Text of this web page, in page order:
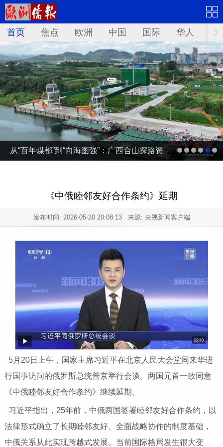
首页 焦点 欧洲 中国 国际 华人 文
从“百年煤都”到“向海图强”：广西合山探路资
《中俄睦邻友好合作条约》延期
发布时间: 2026-05-20 20:08:13来源: 央视新闻客户端
5月20日上午，国家主席习近平在北京人民大会堂同来华进
行国事访问的俄罗斯总统普京举行会谈。两国元首一致同意
《中俄睦邻友好合作条约》继续延期。
习近平指出，25年前，中俄两国签署睦邻友好合作条约，以
法律形式确立了长期睦邻友好、全面战略协作的制度基础，
中俄关系从此实现跨越式发展。当前国际格局发生很大变